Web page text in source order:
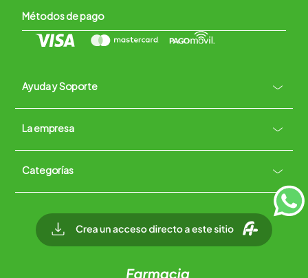
Métodos de pago
Ayuda y Soporte +
Contacto vía WhatsApp
Términos y condiciones
La empresa +
Quiénes somos
Trabaja con nosotros
Categorías +
Alimentos
Cuidado personal
Hogar
Infantil
Medicamentos